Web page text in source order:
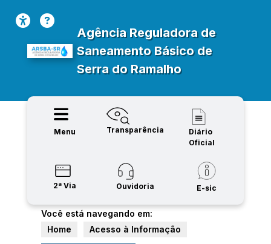
Agência Reguladora de
Saneamento Básico de
Serra do Ramalho
Menu Transparência
Diário
Oficial
2ª Via Ouvidoria E-sic
Você está navegando em:
Home
Acesso à Informação